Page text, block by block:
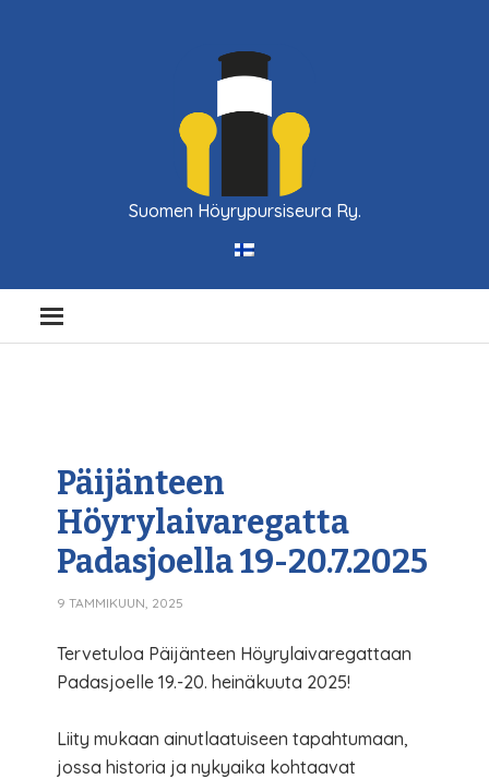
Suomen Höyrypursiseura Ry.
Päijänteen
Höyrylaivaregatta
Padasjoella 19-20.7.2025
9 TAMMIKUUN, 2025
Tervetuloa Päijänteen Höyrylaivaregattaan
Padasjoelle 19.-20. heinäkuuta 2025!
Liity mukaan ainutlaatuiseen tapahtumaan,
jossa historia ja nykyaika kohtaavat